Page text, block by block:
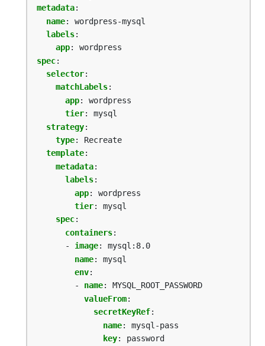
metadata:
name:
wordpress-mysql
labels:
app:
wordpress
spec:
selector:
matchLabels:
app:
wordpress
tier:
mysql
strategy:
type:
Recreate
template:
metadata:
labels:
app:
wordpress
tier:
mysql
spec:
containers:
- image:
mysql:8.0
name:
mysql
env:
- name:
MYSQL_ROOT_PASSWORD
valueFrom:
secretKeyRef:
name:
mysql-pass
key:
password